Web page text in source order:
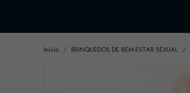
Início BRINQUEDOS DE BEM-ESTAR SEXUAL